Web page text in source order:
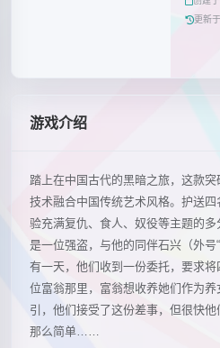
更新
游戏介绍
踏上在中国古代的黑暗之旅，这款
技术融合中国传统艺术风格。护送
验充满复仇、食人、奴役等主题的
是一位强盗，与他的同伴石兴（外号
有一天，他们收到一份委托，要求
位富翁那里，富翁想收养她们作为
引，他们接受了这份差事，但很快
那么简单……